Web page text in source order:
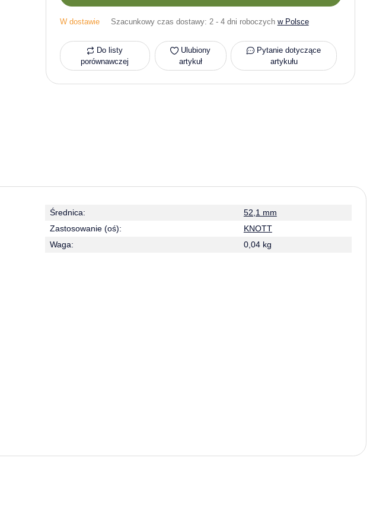
W dostawie Szacunkowy czas dostawy: 2 - 4 dni roboczych w Polsce
Do listy
porównawczej
Ulubiony
artykuł
Pytanie dotyczące
artykułu
Średnica:
52,1 mm
Zastosowanie (oś):
KNOTT
Waga:
0,04 kg